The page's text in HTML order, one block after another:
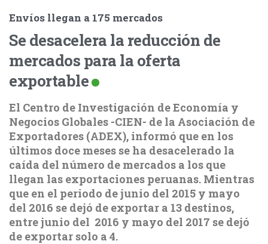
Envíos llegan a 175 mercados
Se desacelera la reducción de
mercados para la oferta
exportable
El Centro de Investigación de Economía y
Negocios Globales -CIEN- de la Asociación de
Exportadores (ADEX), informó que en los
últimos doce meses se ha desacelerado la
caída del número de mercados a los que
llegan las exportaciones peruanas. Mientras
que en el periodo de junio del 2015 y mayo
del 2016 se dejó de exportar a 13 destinos,
entre junio del 2016 y mayo del 2017 se dejó
de exportar solo a 4.